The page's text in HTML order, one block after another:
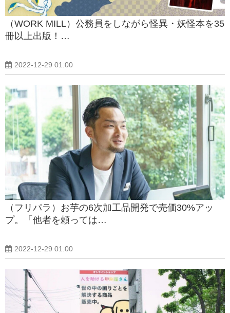
（WORK MILL）公務員をしながら怪異・妖怪本を35
冊以上出版！…
2022-12-29 01:00
（フリパラ）お芋の6次加工品開発で売価30%アッ
プ。「他者を頼っては…
2022-12-29 01:00